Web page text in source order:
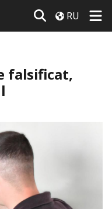
RU
falsificat,